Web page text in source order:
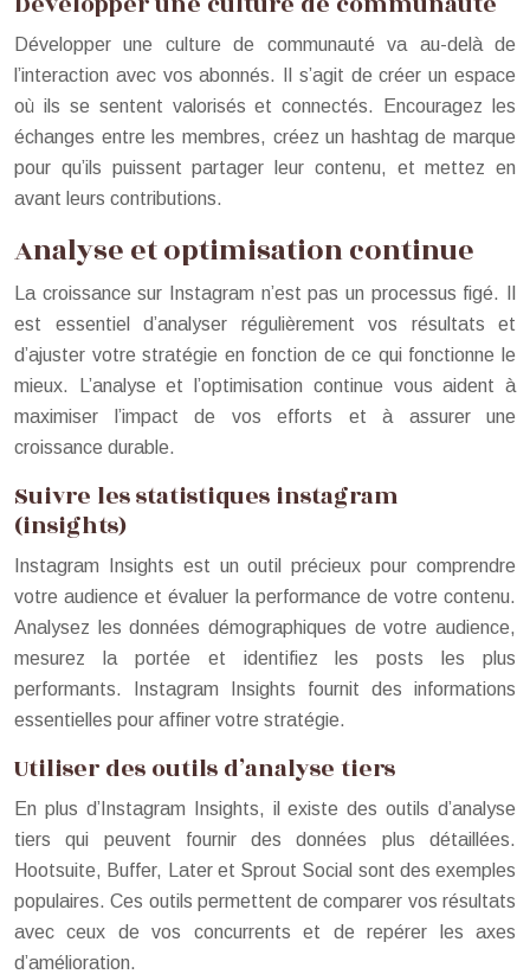
Développer une culture de communauté va au-delà de
l’interaction avec vos abonnés. Il s’agit de créer un espace
où ils se sentent valorisés et connectés. Encouragez les
échanges entre les membres, créez un hashtag de marque
pour qu’ils puissent partager leur contenu, et mettez en
avant leurs contributions.
Analyse et optimisation continue
La croissance sur Instagram n’est pas un processus figé. Il
est essentiel d’analyser régulièrement vos résultats et
d’ajuster votre stratégie en fonction de ce qui fonctionne le
mieux. L’analyse et l’optimisation continue vous aident à
maximiser l’impact de vos efforts et à assurer une
croissance durable.
Suivre les statistiques instagram
(insights)
Instagram Insights est un outil précieux pour comprendre
votre audience et évaluer la performance de votre contenu.
Analysez les données démographiques de votre audience,
mesurez la portée et identifiez les posts les plus
performants. Instagram Insights fournit des informations
essentielles pour affiner votre stratégie.
Utiliser des outils d’analyse tiers
En plus d’Instagram Insights, il existe des outils d’analyse
tiers qui peuvent fournir des données plus détaillées.
Hootsuite, Buffer, Later et Sprout Social sont des exemples
populaires. Ces outils permettent de comparer vos résultats
avec ceux de vos concurrents et de repérer les axes
d’amélioration.